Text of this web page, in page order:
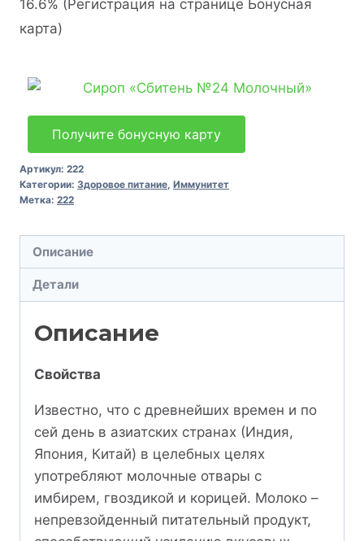
16.6% (Регистрация на странице Бонусная
карта)
Получите бонусную карту
Артикул: 222
Категории: Здоровое питание, Иммунитет
Метка: 222
Описание
Детали
Описание
Свойства
Известно, что с древнейших времен и по
сей день в азиатских странах (Индия,
Япония, Китай) в целебных целях
употребляют молочные отвары с
имбирем, гвоздикой и корицей. Молоко –
непревзойденный питательный продукт,